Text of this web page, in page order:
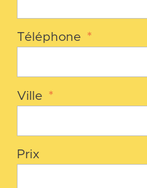
Téléphone *
Ville *
Prix